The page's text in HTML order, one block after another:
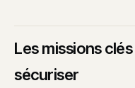
Les missions
sécuriser